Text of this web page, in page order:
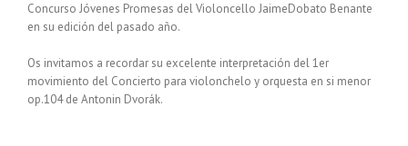
Concurso Jóvenes Promesas del Violoncello JaimeDobato Benante
en su edición del pasado año.
Os invitamos a recordar su excelente interpretación del 1er
movimiento del Concierto para violonchelo y orquesta en si menor
op.104 de Antonin Dvorák.